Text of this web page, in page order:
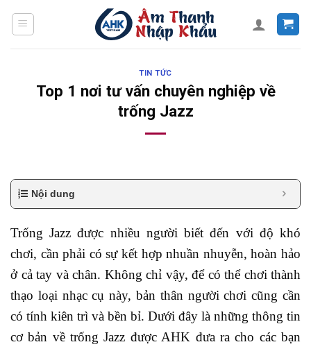
TIN TỨC
Top 1 nơi tư vấn chuyên nghiệp về
trống Jazz
Nội dung
Trống Jazz được nhiều người biết đến với độ khó
chơi, cần phải có sự kết hợp nhuần nhuyễn, hoàn hảo
ở cả tay và chân. Không chỉ vậy, để có thể chơi thành
thạo loại nhạc cụ này, bản thân người chơi cũng cần
có tính kiên trì và bền bỉ. Dưới đây là những thông tin
cơ bản về trống Jazz được AHK đưa ra cho các bạn